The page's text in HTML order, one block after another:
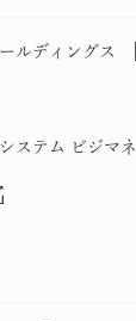
ルディングス
ステム ビジマネ